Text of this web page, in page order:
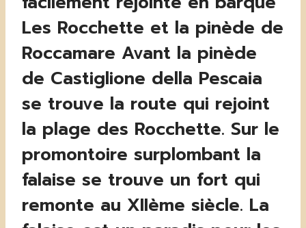
Les Rocchette et la pinède de
Roccamare Avant la pinède
de Castiglione della Pescaia
se trouve la route qui rejoint
la plage des Rocchette. Sur le
promontoire surplombant la
falaise se trouve un fort qui
remonte au XIIème siècle. La